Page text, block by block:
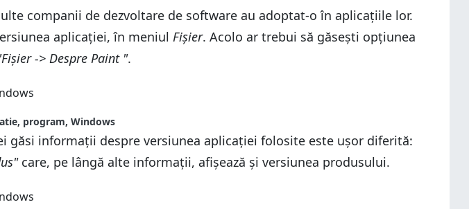
companii de dezvoltare de software au adoptat-o în aplicațiile lor.
aplicației, în meniul Fișier. Acolo ar trebui să găsești opțiunea
-> Despre Paint ".
program, Windows
găsi informații despre versiunea aplicației folosite este ușor diferită:
care, pe lângă alte informații, afișează și versiunea produsului.